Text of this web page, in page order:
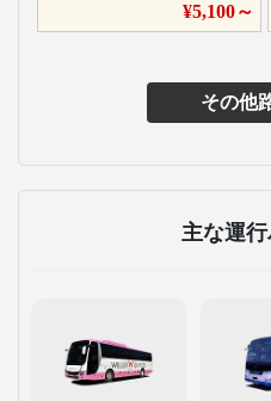
¥5,100～
その他
主な運